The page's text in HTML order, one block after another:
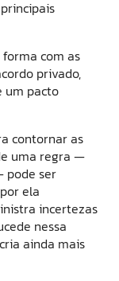
com as
privado,
um pacto
contornar as
uma regra —
pode ser
ela
incertezas
nessa
ainda mais